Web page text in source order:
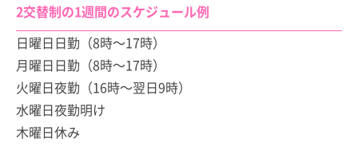
2交替制の1週間のスケジュール例
日曜日 日勤（8時～17時）
月曜日 日勤（8時～17時）
火曜日夜勤（16時～翌日9時）
水曜日夜勤明け
木曜日休み